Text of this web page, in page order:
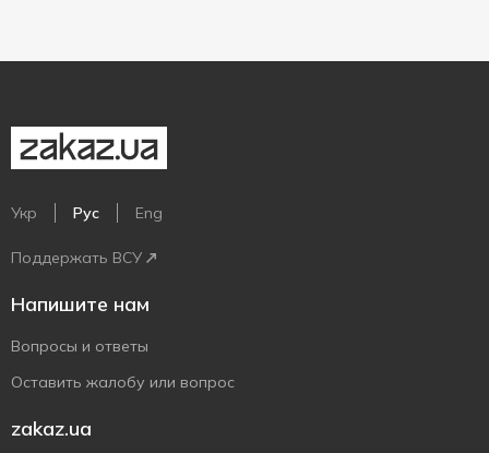
Укр Рус Eng
Поддержать ВСУ
Напишите нам
Вопросы и ответы
Оставить жалобу или вопрос
zakaz.ua